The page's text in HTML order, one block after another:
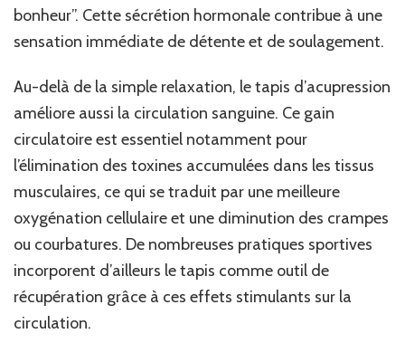
bonheur”. Cette sécrétion hormonale contribue à une
sensation immédiate de détente et de soulagement.
Au-delà de la simple relaxation, le tapis d’acupression
améliore aussi la circulation sanguine. Ce gain
circulatoire est essentiel notamment pour
l’élimination des toxines accumulées dans les tissus
musculaires, ce qui se traduit par une meilleure
oxygénation cellulaire et une diminution des crampes
ou courbatures. De nombreuses pratiques sportives
incorporent d’ailleurs le tapis comme outil de
récupération grâce à ces effets stimulants sur la
circulation.